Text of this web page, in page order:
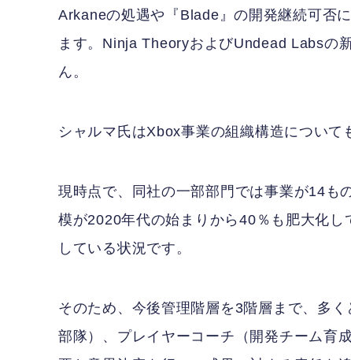
Arkaneの処遇や『Blade』の開発継続可否
ます。Ninja TheoryおよびUndead Labsの
ん。
シャルマ氏はXbox事業の組織構造について
現時点で、同社の一部部門では事業が14も
模が2020年代の始まりから40％も肥大化
している状況です。
そのため、今後管理階層を3階層まで、多
部隊）、プレイヤーコーチ（開発チーム育